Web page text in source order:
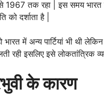
1967 तक रहा | इस समय भारत
दर्शाता है |
भारत में अन्य पार्टियां भी थी
रही इसलिए इसे लोकतांत्रिक
के कारण